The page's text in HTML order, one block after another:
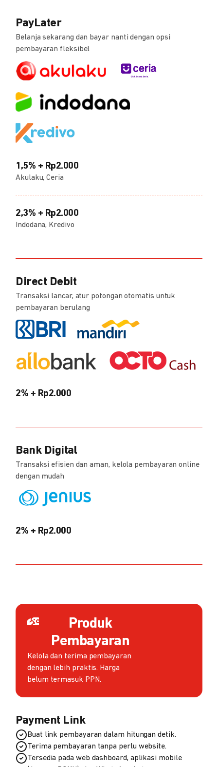
PayLater
Belanja sekarang dan bayar nanti dengan opsi
pembayaran fleksibel
1,5% + Rp2.000
Akulaku, Ceria
2,3% + Rp2.000
Indodana, Kredivo
Direct Debit
Transaksi lancar, atur potongan otomatis untuk
pembayaran berulang
2% + Rp2.000
Bank Digital
Transaksi efisien dan aman, kelola pembayaran online
dengan mudah
2% + Rp2.000
Produk
Pembayaran
Kelola dan terima pembayaran
dengan lebih praktis. Harga
belum termasuk PPN.
Payment Link
Buat link pembayaran dalam hitungan detik.
Terima pembayaran tanpa perlu website.
Tersedia pada web dashboard, aplikasi mobile